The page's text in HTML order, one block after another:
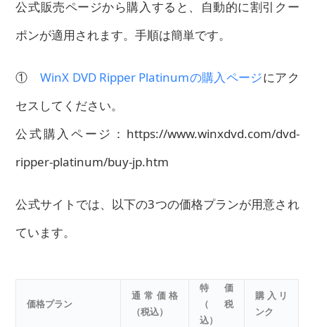
公式販売ページから購入すると、自動的に割引クー
ポンが適用されます。手順は簡単です。
①WinX DVD Ripper Platinumの購入ページにアク
セスしてください。
公式購入ページ：https://www.winxdvd.com/dvd-
ripper-platinum/buy-jp.htm
公式サイトでは、以下の3つの価格プランが用意され
ています。
価格プラン
通常価格
（税込）
特価
（税
込）
購入リ
ンク